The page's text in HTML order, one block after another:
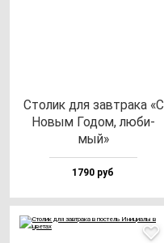
Сто­лик для зав­тра­ка «С
Новым Годом, лю­би­
мый»
1790 руб